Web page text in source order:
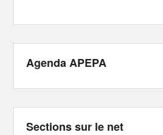
Agenda APEPA
Sections sur le net